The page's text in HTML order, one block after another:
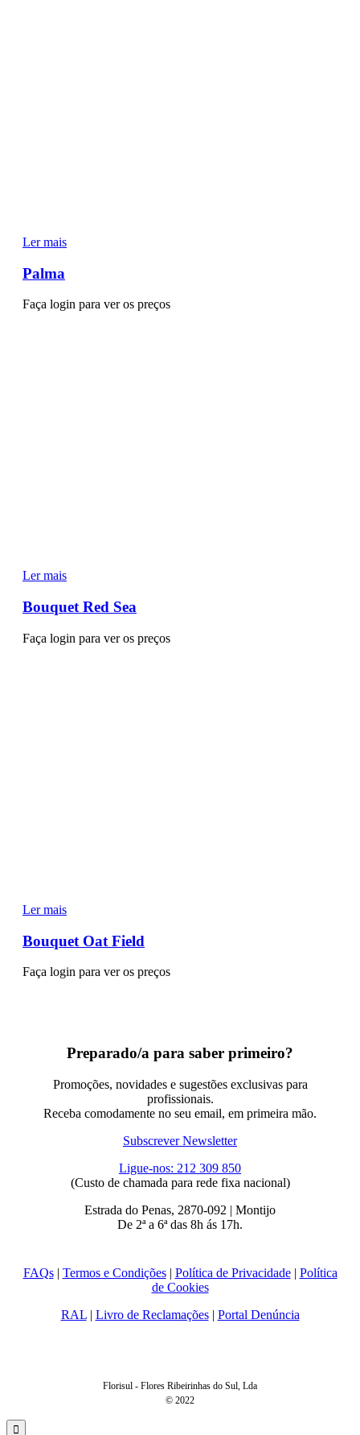
Ler mais
Palma
Faça login para ver os preços
Ler mais
Bouquet Red Sea
Faça login para ver os preços
Ler mais
Bouquet Oat Field
Faça login para ver os preços
Preparado/a para saber primeiro?
Promoções, novidades e sugestões exclusivas para
profissionais.
Receba comodamente no seu email, em primeira mão.
Subscrever Newsletter
Ligue-nos: 212 309 850
(Custo de chamada para rede fixa nacional)
Estrada do Penas, 2870-092 | Montijo
De 2ª a 6ª das 8h ás 17h.
FAQs| Termos e Condições| Política de Privacidade| Política
de Cookies
RAL| Livro de Reclamações| Portal Denúncia
Florisul - Flores Ribeirinhas do Sul, Lda
© 2022
